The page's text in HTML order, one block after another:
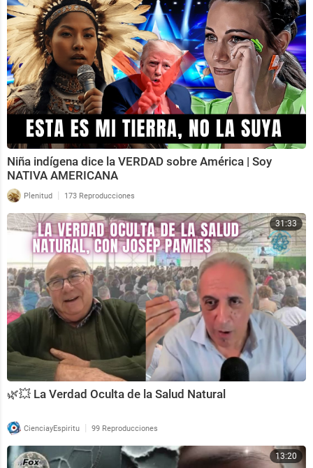
Niña indígena dice la VERDAD sobre América | Soy
NATIVA AMERICANA
Plenitud | 173 Reproducciones
31:33
🌿💥 La Verdad Oculta de la Salud Natural
CienciayEspiritu | 99 Reproducciones
13:20